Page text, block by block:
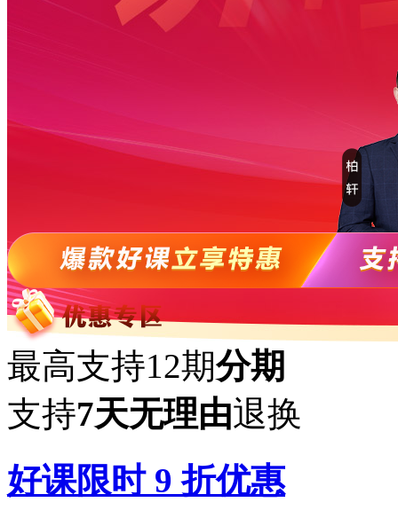
最高支持12期分期
支持7天无理由退换
好课限时 9 折优惠